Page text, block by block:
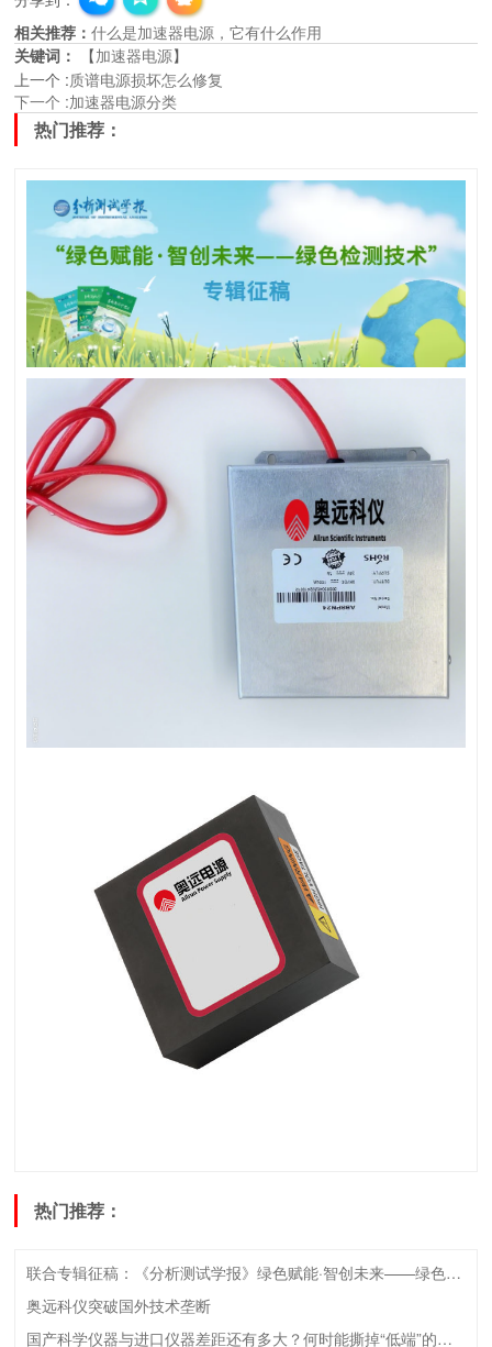
相关推荐：什么是加速器电源，它有什么作用
关键词：
【加速器电源】
上一个 :质谱电源损坏怎么修复
下一个 :加速器电源分类
热门推荐：
热门推荐：
联合专辑征稿：《分析测试学报》绿色赋能·智创未来——绿色检测技术专辑征稿启事
奥远科仪突破国外技术垄断
国产科学仪器与进口仪器差距还有多大？何时能撕掉“低端”的标签？